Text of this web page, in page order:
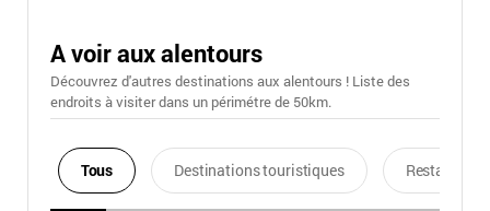
A voir aux alentours
Découvrez d'autres destinations aux alentours ! Liste des
endroits à visiter dans un périmétre de 50km.
Tous Destinations touristiques Restaurants